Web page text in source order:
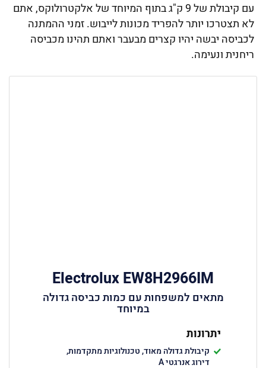
עם קיבולת של 9 ק"ג בתוף המיוחד של אלקטרולוקס, אתם
לא תצטרכו יותר להפריד מכונות לייבוש. זמני ההמתנה
לכביסה יבשה יהיו קצרים מבעבר ואתם תהינו מכביסה
ריחנית ונעימה.
Electrolux EW8H2966IM
מתאים למשפחות עם כמות כביסה גדולה
במיוחד
יתרונות
קיבולת גדולה מאוד, טכנולוגיות מתקדמות,
דירוג אנרגטי A